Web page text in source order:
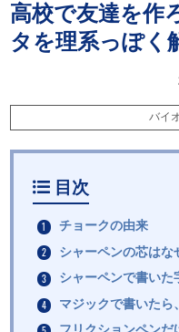
高校で友達を作
タを理系っぽく
バイ
目次
チョークの由来
シャーペンの芯はな
シャーペンで書いた
マジックで書いたら